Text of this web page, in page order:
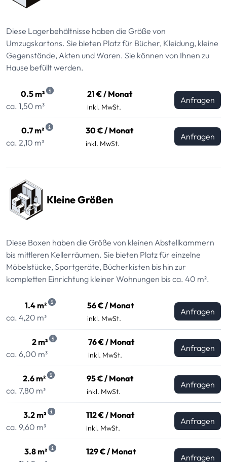
Diese Lagerbehältnisse haben die Größe von
Umzugskartons. Sie bieten Platz für Bücher, Kleidung, kleine
Gegenstände, Akten und Waren. Sie können von Ihnen zu
Hause befüllt werden.
0.5 m²
ca. 1,50 m³
21 € / Monat
inkl. MwSt.
Anfragen
0.7 m²
ca. 2,10 m³
30 € / Monat
inkl. MwSt.
Anfragen
Kleine Größen
Diese Boxen haben die Größe von kleinen Abstellkammern
bis mittleren Kellerräumen. Sie bieten Platz für einzelne
Möbelstücke, Sportgeräte, Bücherkisten bis hin zur
kompletten Einrichtung kleiner Wohnungen bis ca. 40 m².
1.4 m²
ca. 4,20 m³
56 € / Monat
inkl. MwSt.
Anfragen
2 m²
ca. 6,00 m³
76 € / Monat
inkl. MwSt.
Anfragen
2.6 m²
ca. 7,80 m³
95 € / Monat
inkl. MwSt.
Anfragen
3.2 m²
ca. 9,60 m³
112 € / Monat
inkl. MwSt.
Anfragen
3.8 m²
129 € / Monat
Anfragen